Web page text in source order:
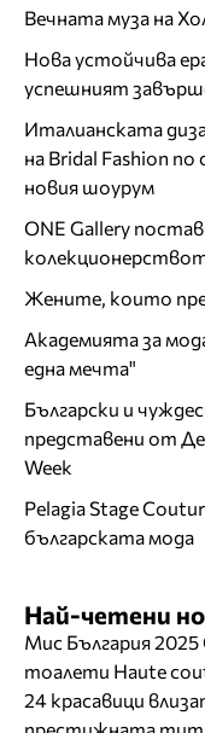
Вечната муза на
Нова устойчива
успешният
Италианската
на Bridal Fashion по
новия шоурум
ONE Gallery
Жените, които
Академията за
една мечта"
Български и
представени от
Week
Pelagia Stage
българската мода
Най-четени
Мис България
тоалети Haute
24 красавици